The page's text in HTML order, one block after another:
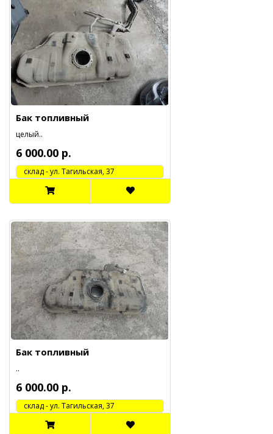
Бак топливный
целый..
6 000.00 р.
cклад - ул. Тагильская, 37
Бак топливный
..
6 000.00 р.
cклад - ул. Тагильская, 37